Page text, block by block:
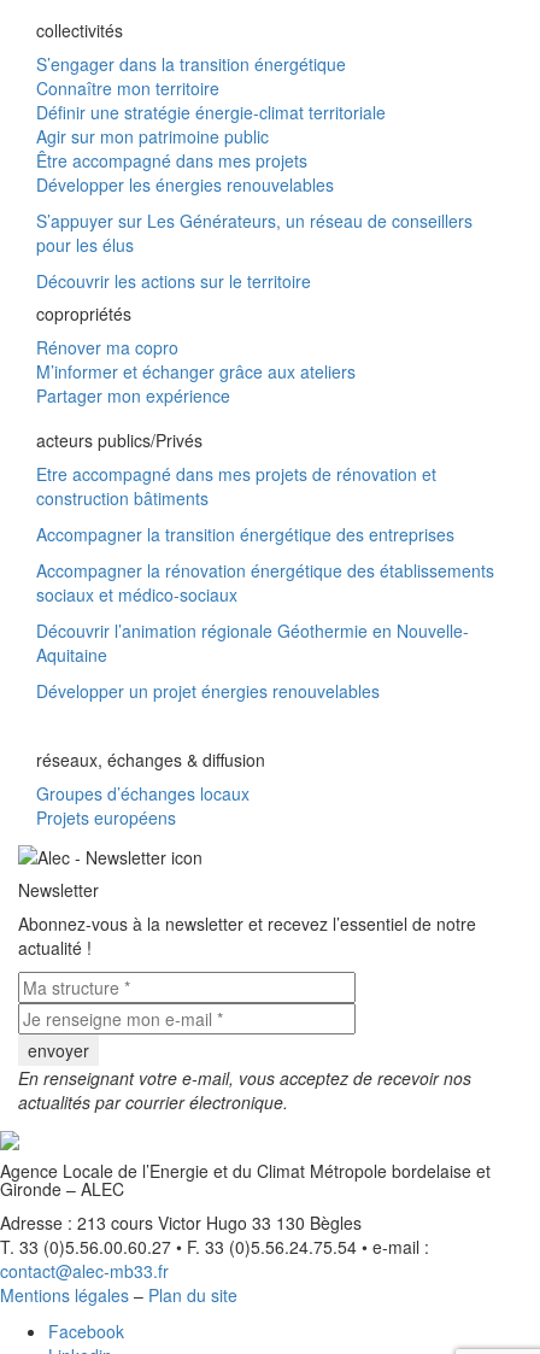
collectivités
S’engager dans la transition énergétique
Connaître mon territoire
Définir une stratégie énergie-climat territoriale
Agir sur mon patrimoine public
Être accompagné dans mes projets
Développer les énergies renouvelables
S’appuyer sur Les Générateurs, un réseau de conseillers
pour les élus
Découvrir les actions sur le territoire
copropriétés
Rénover ma copro
M’informer et échanger grâce aux ateliers
Partager mon expérience
acteurs publics/Privés
Etre accompagné dans mes projets de rénovation et
construction bâtiments
Accompagner la transition énergétique des entreprises
Accompagner la rénovation énergétique des établissements
sociaux et médico-sociaux
Découvrir l’animation régionale Géothermie en Nouvelle-
Aquitaine
Développer un projet énergies renouvelables
réseaux, échanges & diffusion
Groupes d’échanges locaux
Projets européens
Newsletter
Abonnez-vous à la newsletter et recevez l’essentiel de notre
actualité !
En renseignant votre e-mail, vous acceptez de recevoir nos
actualités par courrier électronique.
Agence Locale de l’Energie et du Climat Métropole bordelaise et
Gironde – ALEC
Adresse : 213 cours Victor Hugo 33 130 Bègles
T. 33 (0)5.56.00.60.27 • F. 33 (0)5.56.24.75.54 • e-mail :
contact@alec-mb33.fr
Mentions légales – Plan du site
Facebook